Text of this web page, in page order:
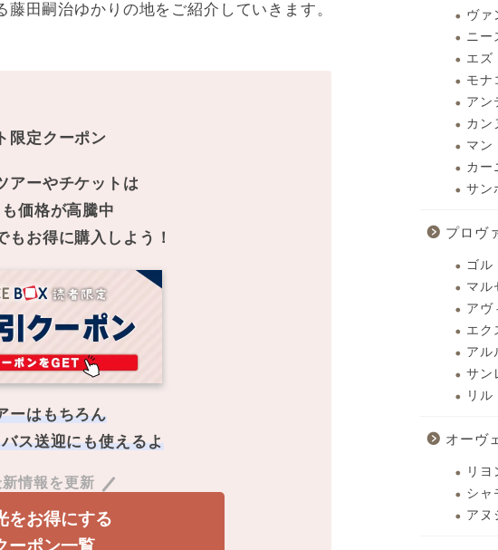
田嗣治ゆかりの地をご紹介していきます。
限定クーポン
アーやチケットは
価格が高騰中
もお得に購入しよう！
ーはもちろん
ス送迎にも使えるよ
新情報を更新
をお得にする
ヴァ
ニー
エズ
モナ
アン
カン
マン
カー
サン
プロヴ
ゴル
マル
アヴ
エク
アル
サン
リ
オーヴ
リヨ
シャ
アヌ